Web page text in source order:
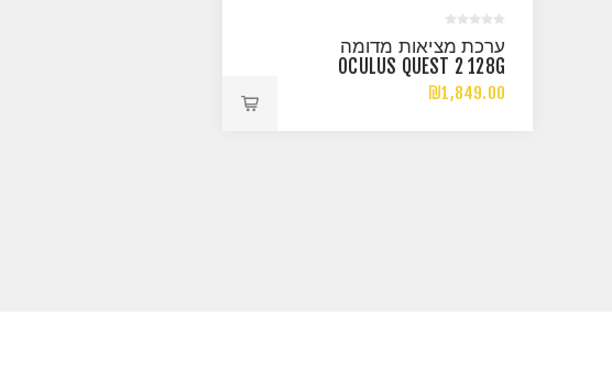
ערכת מציאות מדומה
OCULUS QUEST 2 128G
₪1,849.00